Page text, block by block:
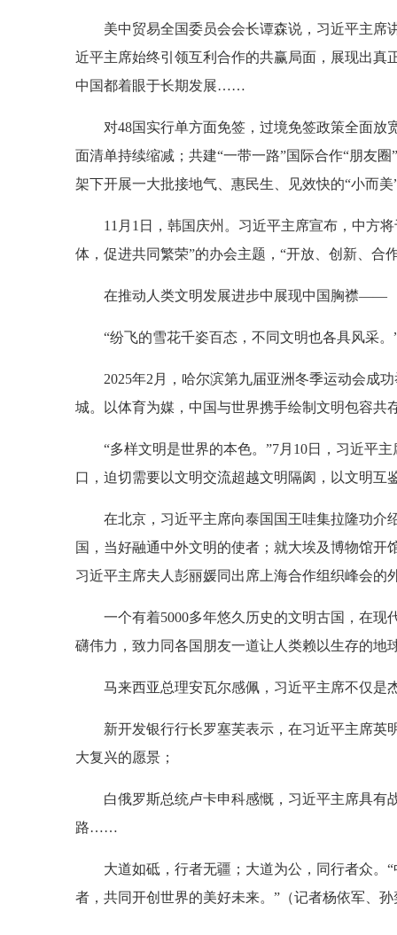
美中贸易全国委员会会长谭森说，习近平主席
近平主席始终引领互利合作的共赢局面，展现出
中国都着眼于长期发展……
对48国实行单方面免签，过境免签政策全面放
面清单持续缩减；共建“一带一路”国际合作“朋友
架下开展一大批接地气、惠民生、见效快的“小而
11月1日，韩国庆州。习近平主席宣布，中方
体，促进共同繁荣”的办会主题，“开放、创新、合
在推动人类文明发展进步中展现中国胸襟——
“纷飞的雪花千姿百态，不同文明也各具风采。
2025年2月，哈尔滨第九届亚洲冬季运动会成
城。以体育为媒，中国与世界携手绘制文明包容共
“多样文明是世界的本色。”7月10日，习近平
口，迫切需要以文明交流超越文明隔阂，以文明互
在北京，习近平主席向泰国国王哇集拉隆功介
国，当好融通中外文明的使者；就大埃及博物馆
习近平主席夫人彭丽媛同出席上海合作组织峰会
一个有着5000多年悠久历史的文明古国，在
礴伟力，致力同各国朋友一道让人类赖以生存的地
马来西亚总理安瓦尔感佩，习近平主席不仅是
新开发银行行长罗塞芙表示，在习近平主席
大复兴的愿景；
白俄罗斯总统卢卡申科感慨，习近平主席具
路……
大道如砥，行者无疆；大道为公，同行者众。
者，共同开创世界的美好未来。”（记者杨依军、